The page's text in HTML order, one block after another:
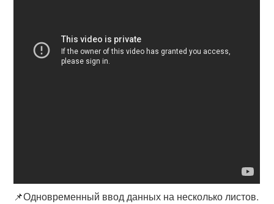
📌Одновременный ввод данных на несколько листов.